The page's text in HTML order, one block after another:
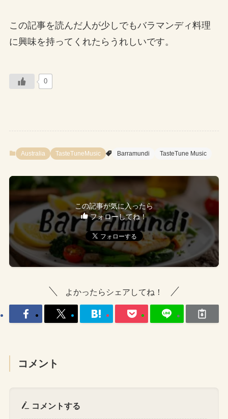
この記事を読んだ人が少しでもバラマンディ料理
に興味を持ってくれたらうれしいです。
0
Australia TasteTuneMusic Barramundi TasteTune Music
この記事が気に入ったら
フォローしてね！
よかったらシェアしてね！
コメント
コメントする